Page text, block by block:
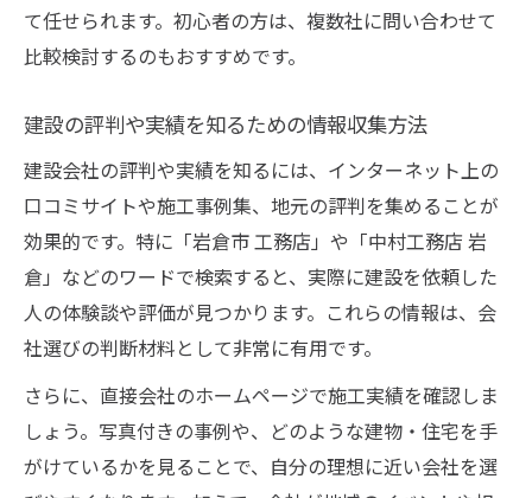
て任せられます。初心者の方は、複数社に問い合わせて
比較検討するのもおすすめです。
建設の評判や実績を知るための情報収集方法
建設会社の評判や実績を知るには、インターネット上の
口コミサイトや施工事例集、地元の評判を集めることが
効果的です。特に「岩倉市 工務店」や「中村工務店 岩
倉」などのワードで検索すると、実際に建設を依頼した
人の体験談や評価が見つかります。これらの情報は、会
社選びの判断材料として非常に有用です。
さらに、直接会社のホームページで施工実績を確認しま
しょう。写真付きの事例や、どのような建物・住宅を手
がけているかを見ることで、自分の理想に近い会社を選